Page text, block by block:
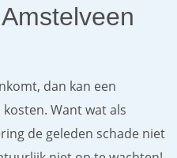
dan kan een
Want wat als
de geleden schade niet